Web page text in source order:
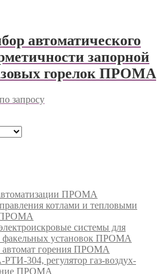
автоматического
запорной
горелок ПРОМА
запросу
ПРОМА
котлами и тепловыми
ПРОМА
системы для
факельных установок ПРОМА
горения ПРОМА
304, регулятор газ-воздух-
ПРОМА